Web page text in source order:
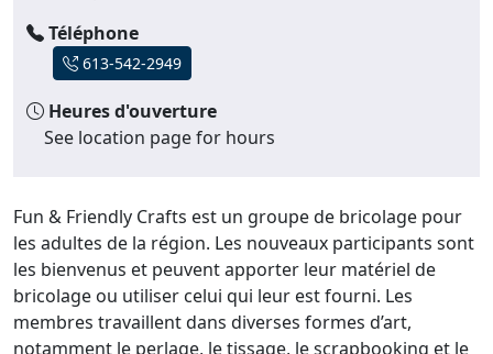
Téléphone
613-542-2949
Heures d'ouverture
See location page for hours
Fun & Friendly Crafts est un groupe de bricolage pour
les adultes de la région. Les nouveaux participants sont
les bienvenus et peuvent apporter leur matériel de
bricolage ou utiliser celui qui leur est fourni. Les
membres travaillent dans diverses formes d’art,
notamment le perlage, le tissage, le scrapbooking et le